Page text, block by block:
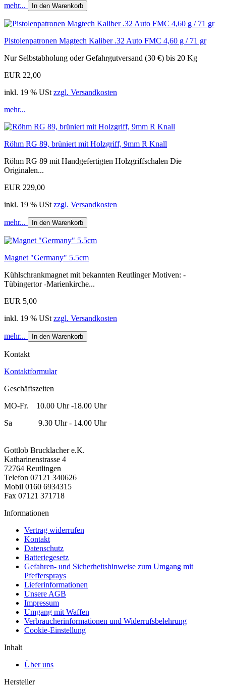
mehr... In den Warenkorb
Pistolenpatronen Magtech Kaliber .32 Auto FMC 4,60 g / 71 gr
Nur Selbstabholung oder Gefahrgutversand (30 €) bis 20 Kg
EUR 22,00
inkl. 19 % USt zzgl. Versandkosten
mehr...
Röhm RG 89, brüniert mit Holzgriff, 9mm R Knall
Röhm RG 89 mit Handgefertigten Holzgriffschalen Die
Originalen...
EUR 229,00
inkl. 19 % USt zzgl. Versandkosten
mehr... In den Warenkorb
Magnet "Germany" 5.5cm
Kühlschrankmagnet mit bekannten Reutlinger Motiven: -
Tübingertor -Marienkirche...
EUR 5,00
inkl. 19 % USt zzgl. Versandkosten
mehr... In den Warenkorb
Kontakt
Kontaktformular
Geschäftszeiten
MO-Fr. 10.00 Uhr -18.00 Uhr
Sa 9.30 Uhr - 14.00 Uhr
Gottlob Brucklacher e.K.
Katharinenstrasse 4
72764 Reutlingen
Telefon 07121 340626
Mobil 0160 6934315
Fax 07121 371718
Informationen
Vertrag widerrufen
Kontakt
Datenschutz
Batteriegesetz
Gefahren- und Sicherheitshinweise zum Umgang mit
Pfeffersprays
Lieferinformationen
Unsere AGB
Impressum
Umgang mit Waffen
Verbraucherinformationen und Widerrufsbelehrung
Cookie-Einstellung
Inhalt
Über uns
Hersteller